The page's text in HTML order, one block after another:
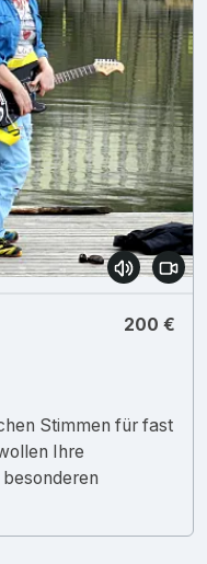
200 €
Stimmen für fast
Ihre